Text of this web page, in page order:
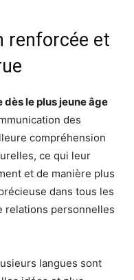
renforcée et
le plus jeune âge
des
compréhension
ce qui leur
et de manière plus
dans tous les
relations personnelles
langues sont